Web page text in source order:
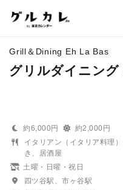
Grill＆Dining Eh La Bas
グリルダイニン
約6,000円
約2,000円
イタリアン（イタリア料理
き、居酒屋
土曜・日曜・祝日
四ツ谷駅、市ヶ谷駅